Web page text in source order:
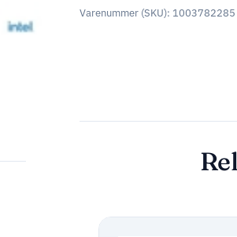
Varenummer (SKU): 1003782285